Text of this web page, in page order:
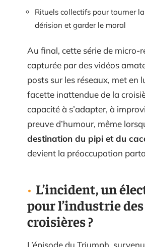
Rituels collectifs pour tourner
dérision et garder le moral
Au final, cette série de micro-
capturée par des vidéos
posts sur les réseaux, met en
facette inattendue de la
capacité à s’adapter, à
preuve d’humour, même
destination du pipi et du
devient la préoccupation
L’incident, un
pour l’industrie des
croisières ?
L’épisode du Triumph,